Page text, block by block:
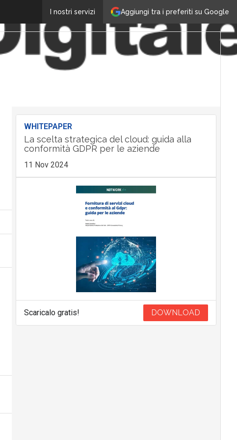
Aggiungi tra i preferiti su Google
I nostri servizi
WHITEPAPER
La scelta strategica del cloud: guida alla
conformità GDPR per le aziende
11 Nov 2024
Scaricalo gratis! DOWNLOAD